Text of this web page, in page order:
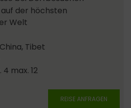
der höchsten
Welt
China, Tibet
4 max. 12
REISE ANFRAGEN